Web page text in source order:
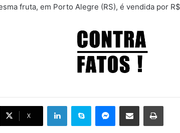
fruta, em Porto Alegre (RS), é vendida por
X